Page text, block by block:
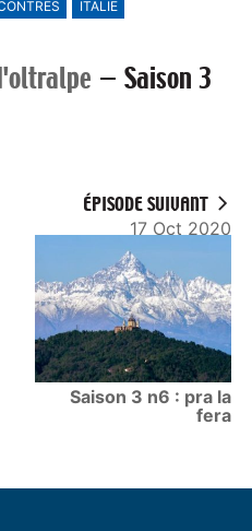
ITALIE
— Saison 3
ÉPISODE SUIVANT
17 Oct 2020
Saison 3 n6 : pra la
fera